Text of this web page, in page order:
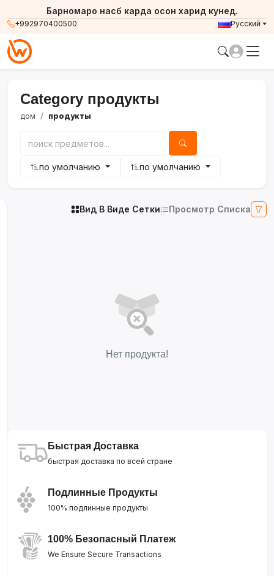
+992970400500
Барномаро насб карда осон харид кунед.
Русский
Category продукты
дом продукты
по умолчанию по умолчанию
Вид В Виде Сетки Просмотр Списка
Нет продукта!
Быстрая Доставка
быстрая доставка по всей стране
Подлинные Продукты
100% подлинные продукты
100% Безопасный Платеж
We Ensure Secure Transactions